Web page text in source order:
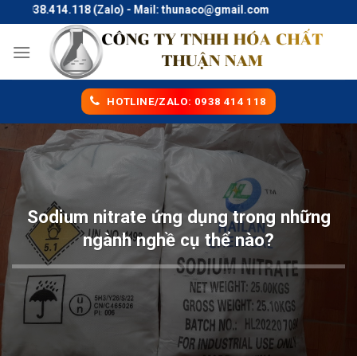
to
content
(Zalo) - Mail: thunaco@gmail.com
HOTLINE/ZALO: 0938 414 118
Sodium nitrate ứng dụng trong những
ngành nghề cụ thể nào?